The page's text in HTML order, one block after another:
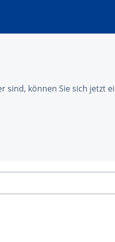
sind, können Sie sich jetzt